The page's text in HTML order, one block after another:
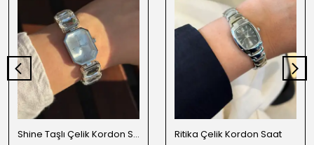
Shine Taşlı Çelik Kordon Saat Ritika Çelik Kordon Saat